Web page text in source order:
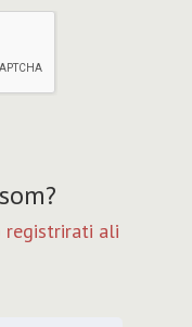
registrirati ali